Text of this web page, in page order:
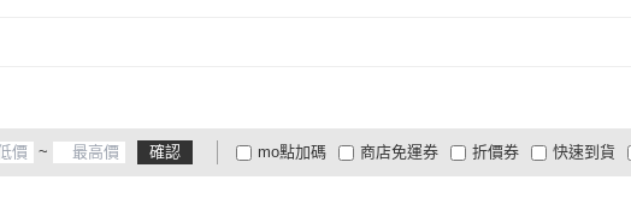
~ 確認
折價券
有影
商品有量
mo點加碼 快速到貨
大家電安心配
大家電快配
商店免運券